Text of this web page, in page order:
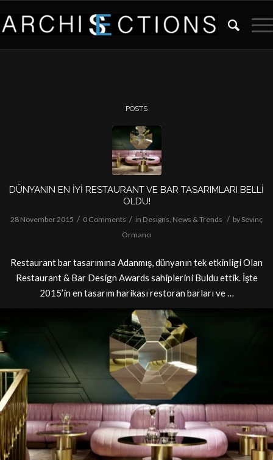
POSTS
DÜNYANIN EN İYİ RESTAURANT VE BAR TASARIMLARI BELLİ
OLDU!
28 November 2015 / 0 Comments / in Designs, News & Trends / by Sevinç
Ormancı
Restaurant bar tasarımına Adanmış, dünyanın tek etkinligi Olan
Restaurant & Bar Design Awards sahiplerini Buldu ettik. İşte
2015’in en tasarım harikası restoran barları ve …